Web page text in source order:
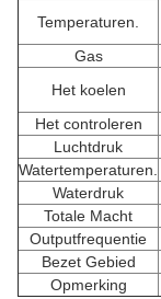
Temperaturen.
Gas
Het koelen
Het controleren
Luchtdruk
Watertemperaturen.
Waterdruk
Totale Macht
Outputfrequentie
Bezet Gebied
Opmerking